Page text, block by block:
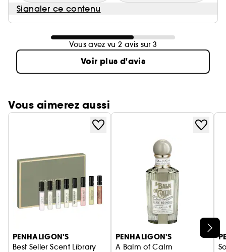
Signaler ce contenu
Vous avez vu 2 avis sur 3
Voir plus d'avis
Vous aimerez aussi
PENHALIGON'S
Best Seller Scent Library
PENHALIGON'S
A Balm of Calm